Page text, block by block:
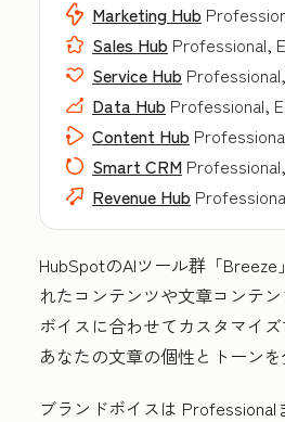
Marketing Hub
Sales Hub Professional,
Service Hub
Data Hub Professional,
Content Hub
Smart CRM
Revenue Hub
HubSpotのAIツール群「
れたコンテンツや文章コンテ
ボイスに合わせてカスタマイ
あなたの文章の個性とトーンを
ブランドボイスは Professional